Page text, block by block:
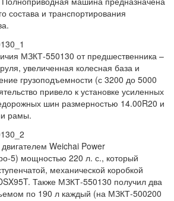
состава и транспортирования
МЗКТ-550130 от предшественника –
увеличенная колесная база и
грузоподъемности (с 3200 до 5000
привело к установке усиленных
шин размерностью 14.00R20 и
рамы.
Weichai Power
5) мощностью 220 л. с., который
механической коробкой
Также МЗКТ-550130 получил два
по 190 л каждый (на МЗКТ-500200